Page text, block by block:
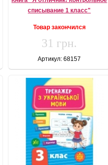
списывание 1 класс"
Товар закончился
31 грн.
Артикул: 68157